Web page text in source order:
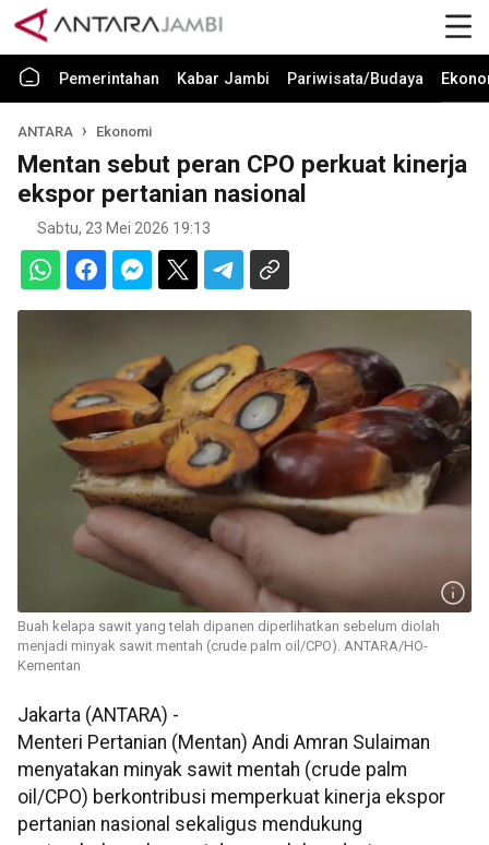
Pemerintahan Kabar Jambi Pariwisata/Budaya
ANTARA Ekonomi
Mentan sebut peran CPO perkuat kinerja
ekspor pertanian nasional
Sabtu, 23 Mei 2026 19:13
Buah kelapa sawit yang telah dipanen diperlihatkan sebelum diolah
menjadi minyak sawit mentah (crude palm oil/CPO). ANTARA/HO-
Kementan
Jakarta (ANTARA) -
Menteri Pertanian (Mentan) Andi Amran Sulaiman
menyatakan minyak sawit mentah (crude palm
oil/CPO) berkontribusi memperkuat kinerja ekspor
pertanian nasional sekaligus mendukung